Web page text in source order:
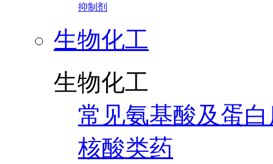
抑制剂
生物化工
生物化工
常见氨基酸及蛋
核酸类药